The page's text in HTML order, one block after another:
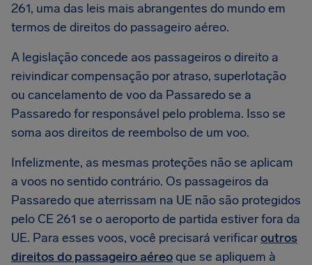
261, uma das leis mais abrangentes do mundo em
termos de direitos do passageiro aéreo.
A legislação concede aos passageiros o direito a
reivindicar compensação por atraso, superlotação
ou cancelamento de voo da Passaredo se a
Passaredo for responsável pelo problema. Isso se
soma aos direitos de reembolso de um voo.
Infelizmente, as mesmas proteções não se aplicam
a voos no sentido contrário. Os passageiros da
Passaredo que aterrissam na UE não são protegidos
pelo CE 261 se o aeroporto de partida estiver fora da
UE. Para esses voos, você precisará verificaroutros
direitos do passageiro aéreoque se apliquem à